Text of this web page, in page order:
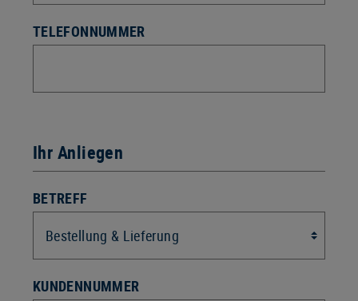
TELEFONNUMMER
Ihr Anliegen
BETREFF
KUNDENNUMMER